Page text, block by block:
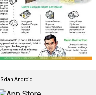
dan Android